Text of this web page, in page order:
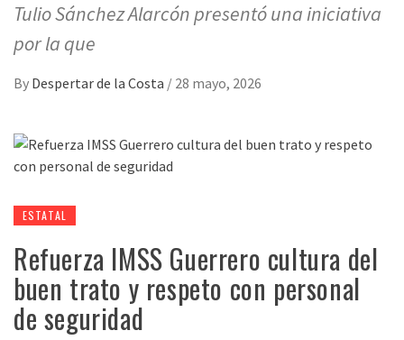
Tulio Sánchez Alarcón presentó una iniciativa
por la que
By Despertar de la Costa / 28 mayo, 2026
ESTATAL
Refuerza IMSS Guerrero cultura del
buen trato y respeto con personal
de seguridad